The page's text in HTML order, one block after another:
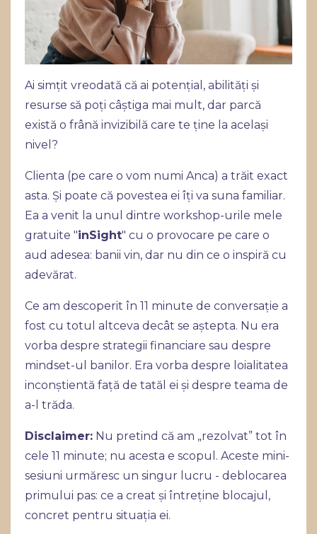
Ai simțit vreodată că ai potențial, abilități și
resurse să poți câștiga mai mult, dar parcă
există o frână invizibilă care te ține la același
nivel?
Clienta (pe care o vom numi Anca) a trăit exact
asta. Și poate că povestea ei îți va suna familiar.
Ea a venit la unul dintre workshop-urile mele
gratuite "inSight" cu o provocare pe care o
aud adesea: banii vin, dar nu din ce o inspiră cu
adevărat.
Ce am descoperit în 11 minute de conversație a
fost cu totul altceva decât se aștepta. Nu era
vorba despre strategii financiare sau despre
mindset-ul banilor. Era vorba despre loialitatea
inconștientă față de tatăl ei și despre teama de
a-l trăda.
Disclaimer: Nu pretind că am „rezolvat” tot în
cele 11 minute; nu acesta e scopul. Aceste mini-
sesiuni urmăresc un singur lucru - deblocarea
primului pas: ce a creat și întreține blocajul,
concret pentru situația ei.